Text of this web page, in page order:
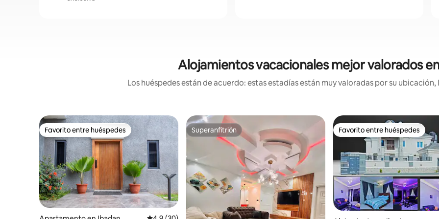
Alojamientos vacacionales mejor valorados
Los huéspedes están de acuerdo: estas estadías están muy valoradas por su
Favorito entre huéspedes
Favorito entre huéspedes Superanfitrión
Superanfitrión Favorito entre huéspedes
Favorito entre huéspedes